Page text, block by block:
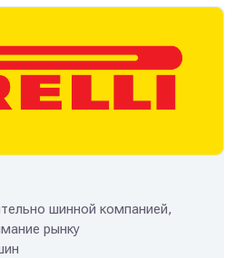
шинной компанией,
рынку